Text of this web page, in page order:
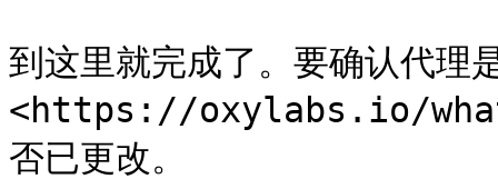
到这里就完成了。要确认代理
<https://oxylabs.io/
否已更改。